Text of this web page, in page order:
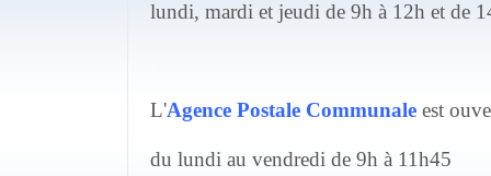
lundi, mardi et jeudi de 9h à 12h et de
L'Agence Postale Communale est
du lundi au vendredi de 9h à 11h45